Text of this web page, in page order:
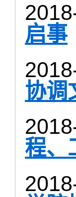
启事
协调
程、